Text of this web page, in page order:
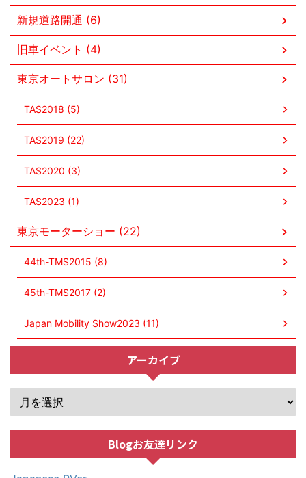
新規道路開通 (6)
旧車イベント (4)
東京オートサロン (31)
TAS2018 (5)
TAS2019 (22)
TAS2020 (3)
TAS2023 (1)
東京モーターショー (22)
44th-TMS2015 (8)
45th-TMS2017 (2)
Japan Mobility Show2023 (11)
アーカイブ
Blogお友達リンク